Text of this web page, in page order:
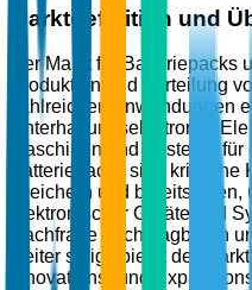
Marktdefinition und
Der Markt für Batteriepacks
Produktion und Verteilung
zahlreichen Anwendungen
Unterhaltungselektronik,
Maschinen und Systeme
Batteriepacks sind
speichern und bereitstellen,
elektronischer Geräte und
Nachfrage nach tragbaren
weiter steigt, bietet der
Innovations- und